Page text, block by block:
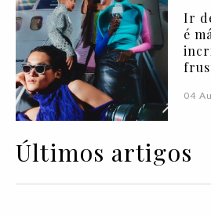
Ir
é
04
Últimos artigos